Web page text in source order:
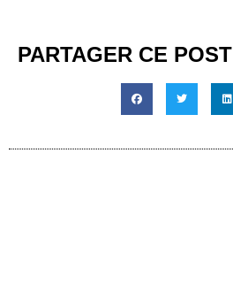
PARTAGER CE POST